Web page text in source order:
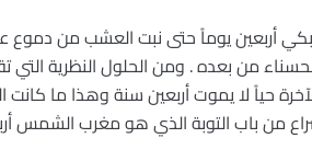
أربعين يوماً حتى نبت العشب من دموع
من بعده . ومن الحلول النظرية
حياً لا يموت أربعين سنة وهذا ما
من باب التوبة الذي هو مغرب الشمس